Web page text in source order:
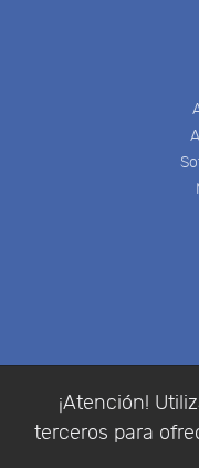
¡Atención!
terceros para